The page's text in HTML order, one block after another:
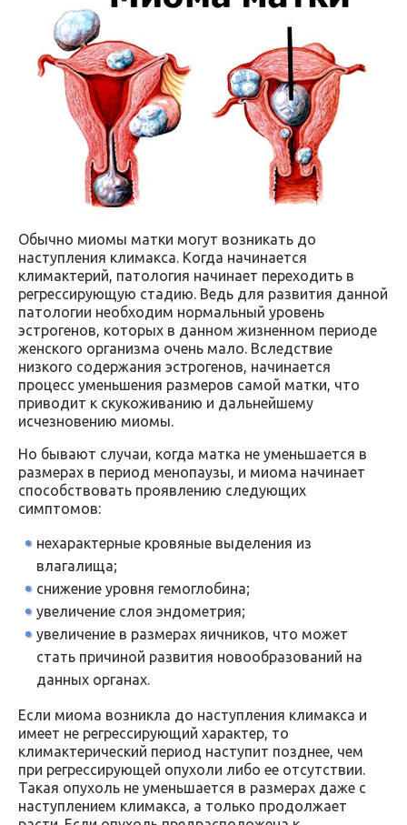
Обычно миомы матки могут возникать до
наступления климакса. Когда начинается
климактерий, патология начинает переходить в
регрессирующую стадию. Ведь для развития данной
патологии необходим нормальный уровень
эстрогенов, которых в данном жизненном периоде
женского организма очень мало. Вследствие
низкого содержания эстрогенов, начинается
процесс уменьшения размеров самой матки, что
приводит к скукоживанию и дальнейшему
исчезновению миомы.
Но бывают случаи, когда матка не уменьшается в
размерах в период менопаузы, и миома начинает
способствовать проявлению следующих
симптомов:
нехарактерные кровяные выделения из
влагалища;
снижение уровня гемоглобина;
увеличение слоя эндометрия;
увеличение в размерах яичников, что может
стать причиной развития новообразований на
данных органах.
Если миома возникла до наступления климакса и
имеет не регрессирующий характер, то
климактерический период наступит позднее, чем
при регрессирующей опухоли либо ее отсутствии.
Такая опухоль не уменьшается в размерах даже с
наступлением климакса, а только продолжает